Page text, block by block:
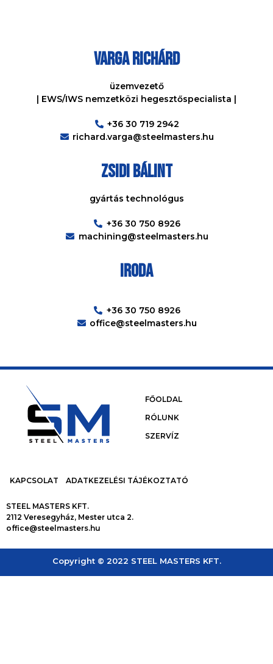
Varga Richárd
üzemvezető
| EWS/IWS nemzetközi hegesztőspecialista |
+36 30 719 2942
richard.varga@steelmasters.hu
Zsidi Bálint
gyártás technológus
+36 30 750 8926
machining@steelmasters.hu
Iroda
+36 30 750 8926
office@steelmasters.hu
FŐOLDAL
RÓLUNK
SZERVÍZ
KAPCSOLAT ADATKEZELÉSI TÁJÉKOZTATÓ
STEEL MASTERS KFT.
2112 Veresegyház, Mester utca 2.
office@steelmasters.hu
Copyright © 2022 STEEL MASTERS KFT.